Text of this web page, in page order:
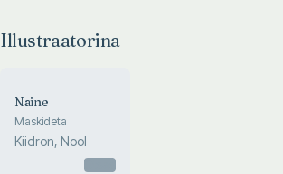
Illustraatorina
Naine
Maskideta
Kiidron, Nool